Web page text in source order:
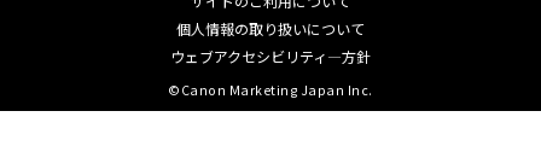
個人情報の取り扱いについて
ウェブアクセシビリティ―方針
©Canon Marketing Japan Inc.